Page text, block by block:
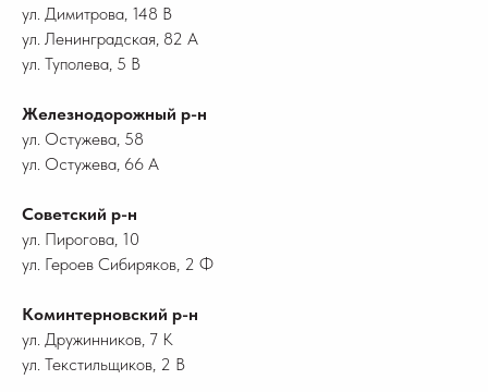
ул. Димитрова, 148 В
ул. Ленинградская, 82 А
ул. Туполева, 5 В
Железнодорожный р-н
ул. Остужева, 58
ул. Остужева, 66 А
Советский р-н
ул. Пирогова, 10
ул. Героев Сибиряков, 2 Ф
Коминтерновский р-н
ул. Дружинников, 7 К
ул. Текстильщиков, 2 В